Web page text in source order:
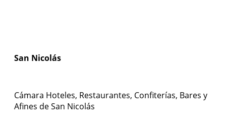
San Nicolás
Cámara Hoteles, Restaurantes, Confiterías, Bares y
Afines de San Nicolás